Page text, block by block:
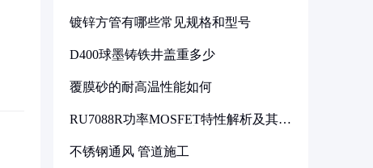
镀锌方管有哪些常见规格和型号
D400球墨铸铁井盖重多少
覆膜砂的耐高温性能如何
RU7088R功率MOSFET特性解析及其在
不锈钢通风 管道施工